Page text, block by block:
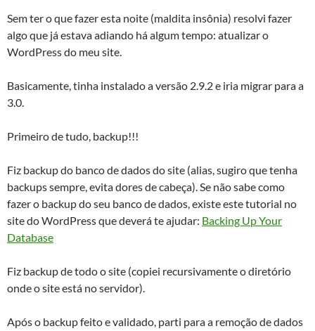
Sem ter o que fazer esta noite (maldita insônia) resolvi fazer
algo que já estava adiando há algum tempo: atualizar o
WordPress do meu site.
Basicamente, tinha instalado a versão 2.9.2 e iria migrar para a
3.0.
Primeiro de tudo, backup!!!
Fiz backup do banco de dados do site (alias, sugiro que tenha
backups sempre, evita dores de cabeça). Se não sabe como
fazer o backup do seu banco de dados, existe este tutorial no
site do WordPress que deverá te ajudar: Backing Up Your
Database
Fiz backup de todo o site (copiei recursivamente o diretório
onde o site está no servidor).
Após o backup feito e validado, parti para a remoção de dados